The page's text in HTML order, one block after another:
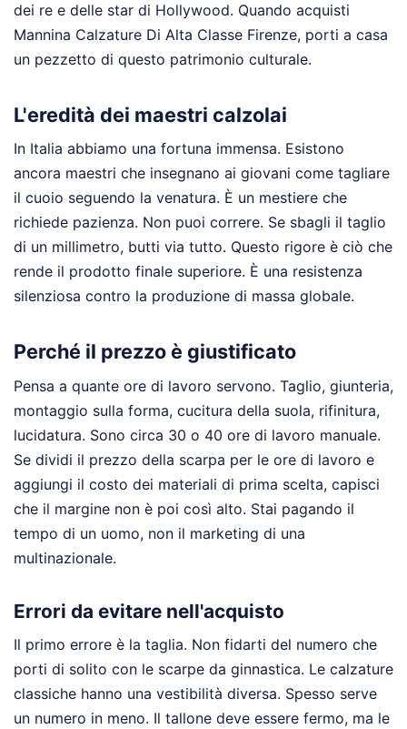
dei re e delle star di Hollywood. Quando acquisti
Mannina Calzature Di Alta Classe Firenze, porti a casa
un pezzetto di questo patrimonio culturale.
L'eredità dei maestri calzolai
In Italia abbiamo una fortuna immensa. Esistono
ancora maestri che insegnano ai giovani come tagliare
il cuoio seguendo la venatura. È un mestiere che
richiede pazienza. Non puoi correre. Se sbagli il taglio
di un millimetro, butti via tutto. Questo rigore è ciò che
rende il prodotto finale superiore. È una resistenza
silenziosa contro la produzione di massa globale.
Perché il prezzo è giustificato
Pensa a quante ore di lavoro servono. Taglio, giunteria,
montaggio sulla forma, cucitura della suola, rifinitura,
lucidatura. Sono circa 30 o 40 ore di lavoro manuale.
Se dividi il prezzo della scarpa per le ore di lavoro e
aggiungi il costo dei materiali di prima scelta, capisci
che il margine non è poi così alto. Stai pagando il
tempo di un uomo, non il marketing di una
multinazionale.
Errori da evitare nell'acquisto
Il primo errore è la taglia. Non fidarti del numero che
porti di solito con le scarpe da ginnastica. Le calzature
classiche hanno una vestibilità diversa. Spesso serve
un numero in meno. Il tallone deve essere fermo, ma le